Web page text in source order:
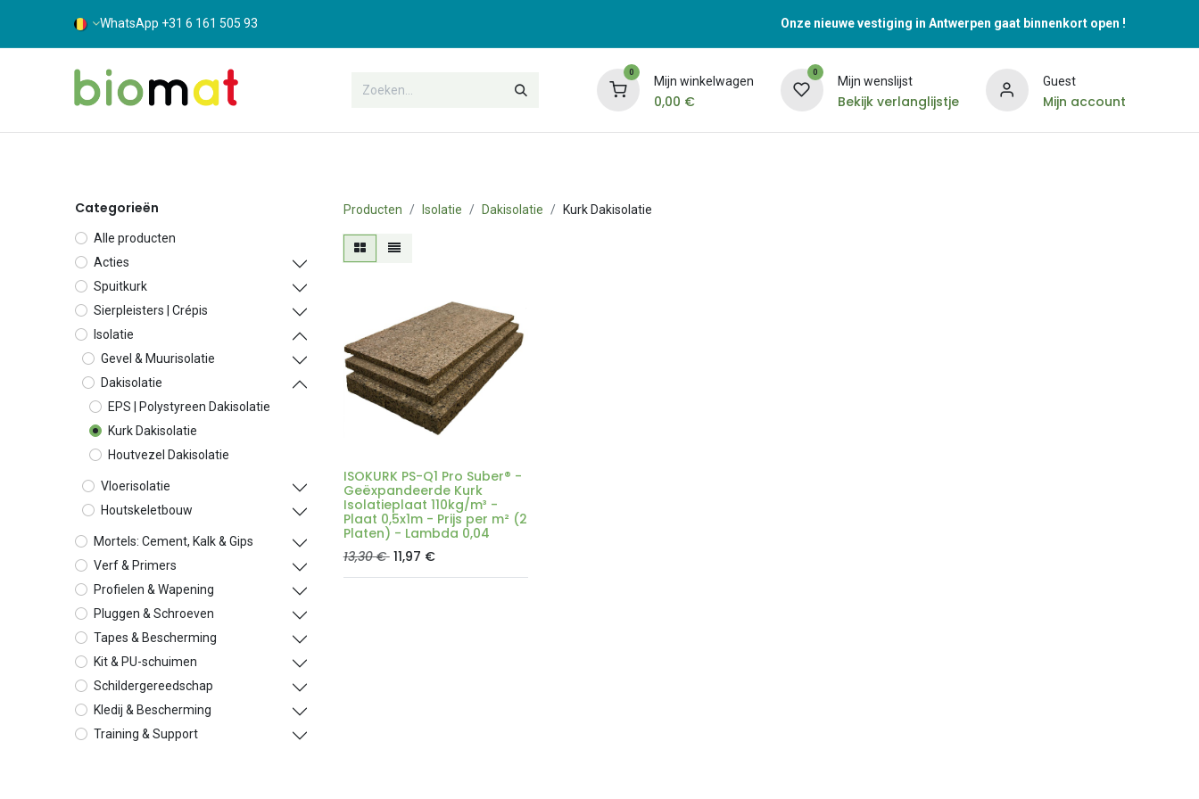
WhatsApp +31 6 161 505 93 Onze nieuwe vestiging in Antwerpen gaat binnenkort open !
0
Mijn winkelwagen
0,00 €
0
Mijn wenslijst
Bekijk verlanglijstje
Guest
Mijn account
Categorieën
Alle producten
Acties
Spuitkurk
Sierpleisters | Crépis
Isolatie
Gevel & Muurisolatie
Dakisolatie
EPS | Polystyreen Dakisolatie
Kurk Dakisolatie
Houtvezel Dakisolatie
Vloerisolatie
Houtskeletbouw
Mortels: Cement, Kalk & Gips
Verf & Primers
Profielen & Wapening
Pluggen & Schroeven
Tapes & Bescherming
Kit & PU-schuimen
Schildergereedschap
Kledij & Bescherming
Training & Support
Producten Isolatie Dakisolatie Kurk Dakisolatie
ISOKURK PS-Q1 Pro Suber® -
Geëxpandeerde Kurk
Isolatieplaat 110kg/m³ -
Plaat 0,5x1m - Prijs per m² (2
Platen) - Lambda 0,04
13,30€ 11,97 €